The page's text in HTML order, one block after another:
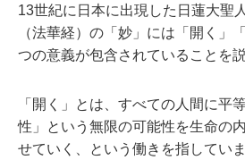
13世紀に日本に出現した日蓮大聖
（法華経）の「妙」には「開く」
つの意義が包含されていることを
「開く」とは、すべての人間に平
性」という無限の可能性を生命の
せていく、という働きを指していま